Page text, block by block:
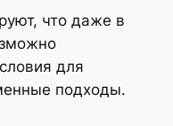
что даже в
для
подходы.